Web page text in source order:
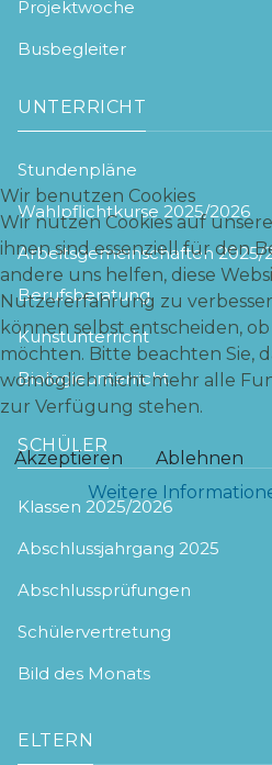
Projektwoche
Busbegleiter
UNTERRICHT
Stundenpläne
Wahlpflichtkurse 2025/2026
Arbeitsgemeinschaften 2025/
Berufsberatung
Kunstunterricht
Biologieunterricht
SCHÜLER
Klassen 2025/2026
Abschlussjahrgang 2025
Abschlussprüfungen
Schülervertretung
Bild des Monats
ELTERN
Wir benutzen Cookies
Wir nutzen Cookies auf
ihnen sind essenziell für den
andere uns helfen, diese
Nutzererfahrung zu
können selbst entscheiden, ob
möchten. Bitte beachten Sie,
womöglich nicht mehr alle
zur Verfügung stehen.
Akzeptieren
Ablehnen
Weitere